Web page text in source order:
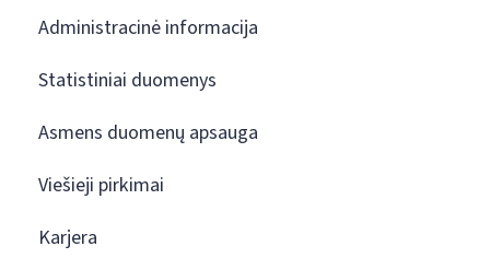
Administracinė informacija
Statistiniai duomenys
Asmens duomenų apsauga
Viešieji pirkimai
Karjera